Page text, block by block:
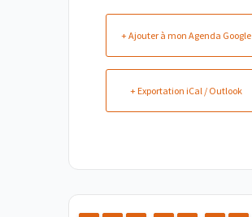
+ Ajouter à mon Agenda Google
+ Exportation iCal / Outlook